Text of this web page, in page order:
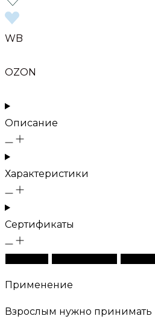
WB
OZON
Описание
Характеристики
Сертификаты
Применение
Взрослым нужно принимать